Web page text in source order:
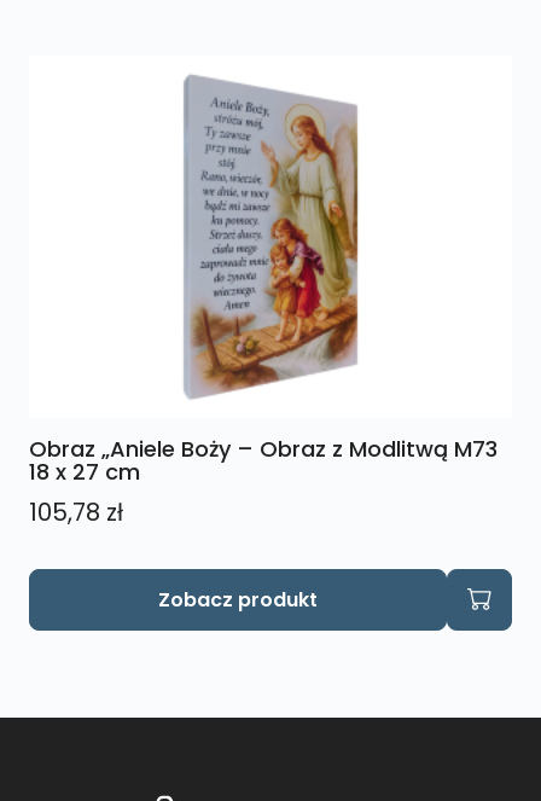
Obraz „Aniele Boży – Obraz z Modlitwą M73
18 x 27 cm
105,78 zł
Zobacz produkt